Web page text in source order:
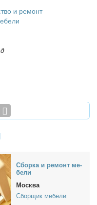
и ремонт
Сбор­ка и ре­монт ме­
бе­ли
Москва
Сборщик мебели